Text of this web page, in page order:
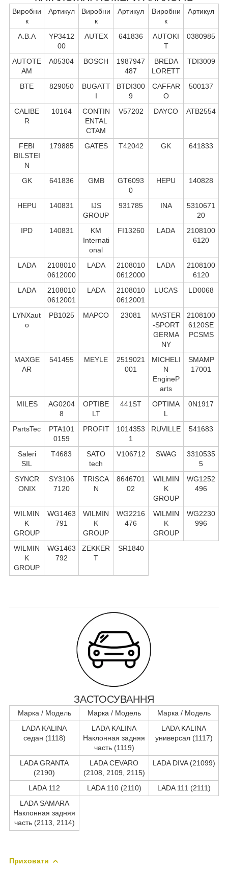
Виробни
к
Артикул
Виробни
к
Артикул
Виробни
к
Артикул
A.B.A
YP3412
00
AUTEX 641836
AUTOKI
T
0380985
AUTOTE
AM
A05304 BOSCH
1987947
487
BREDA
LORETT
TDI3009
BTE 829050
BUGATT
I
BTDI300
9
CAFFAR
O
500137
CALIBE
R
10164
CONTIN
ENTAL
CTAM
V57202 DAYCO ATB2554
FEBI
BILSTEI
N
179885 GATES T42042 GK 641833
GK 641836 GMB
GT6093
0
HEPU 140828
HEPU 140831
IJS
GROUP
931785 INA
5310671
20
IPD
140831
KM
Internati
onal
FI13260 LADA
2108100
6120
LADA
2108010
0612000
LADA
2108010
0612000
LADA
2108100
6120
LADA
2108010
0612001
LADA
2108010
0612001
LUCAS LD0068
LYNXaut
o
PB1025 MAPCO 23081
MASTER
-SPORT
GERMA
NY
2108100
6120SE
PCSMS
MAXGE
AR
541455 MEYLE
2519021
001
MICHELI
N
EngineP
arts
SMAMP
17001
MILES
AG0204
8
OPTIBE
LT
441ST
OPTIMA
L
0N1917
PartsTec
PTA101
0159
PROFIT
1014353
1
RUVILLE 541683
Saleri
SIL
T4683
SATO
tech
V106712 SWAG
3310535
5
SYNCR
ONIX
SY3106
7120
TRISCA
N
8646701
02
WILMIN
K
GROUP
WG1252
496
WILMIN
K
GROUP
WG1463
791
WILMIN
K
GROUP
WG2216
476
WILMIN
K
GROUP
WG2230
996
WILMIN
K
GROUP
WG1463
792
ZEKKER
T
SR1840
ЗАСТОСУВАННЯ
Марка / Модель Марка / Модель
Марка / Модель
LADA KALINA
седан (1118)
LADA KALINA
Наклонная задняя
часть (1119)
LADA KALINA
универсал (1117)
LADA GRANTA
(2190)
LADA CEVARO
(2108, 2109, 2115)
LADA DIVA (21099)
LADA 112 LADA 110 (2110)
LADA 111 (2111)
LADA SAMARA
Наклонная задняя
часть (2113, 2114)
Приховати